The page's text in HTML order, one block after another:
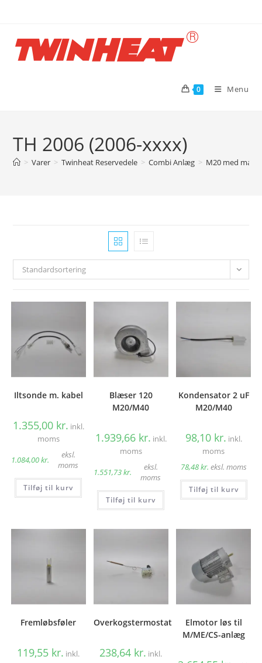
content
0 Menu
TH 2006 (2006-xxxx)
> Varer > Twinheat Reservedele > Combi Anlæg > M20 med
Standardsortering
Iltsonde m. kabel
1.355,00 kr. inkl.
moms
1.084,00kr.
eksl.
moms
Tilføj til kurv
Blæser 120
M20/M40
1.939,66 kr. inkl.
moms
1.551,73kr.
eksl.
moms
Tilføj til kurv
Kondensator 2 uF
M20/M40
98,10 kr. inkl.
moms
78,48kr. eksl. moms
Tilføj til kurv
Fremløbsføler
119,55 kr. inkl.
Overkogstermostat
238,64 kr. inkl.
Elmotor løs til
M/ME/CS-anlæg